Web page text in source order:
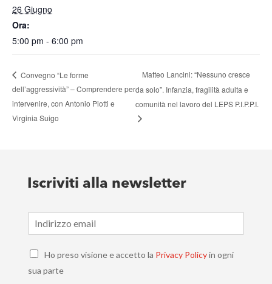
26 Giugno
Ora:
5:00 pm - 6:00 pm
Convegno “Le forme
dell’aggressività” – Comprendere per
intervenire, con Antonio Piotti e
Virginia Suigo
Matteo Lancini: “Nessuno cresce
da solo”. Infanzia, fragilità adulta e
comunità nel lavoro del LEPS P.I.P.P.I.
Iscriviti alla newsletter
m
*
C
e
Ho preso visione e accetto la Privacy Policyin ogni
sua parte